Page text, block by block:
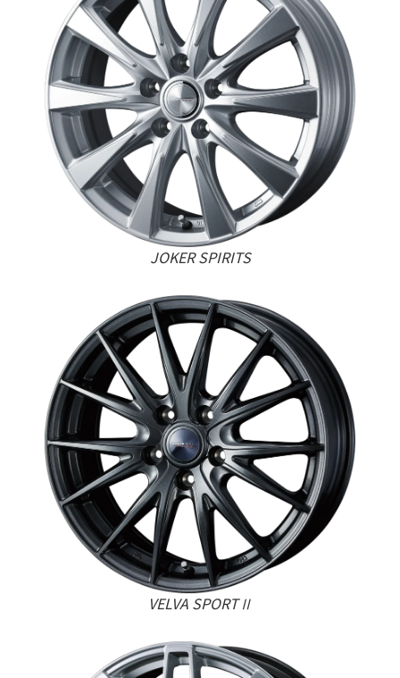
JOKER SPIRITS
VELVA SPORTⅡ